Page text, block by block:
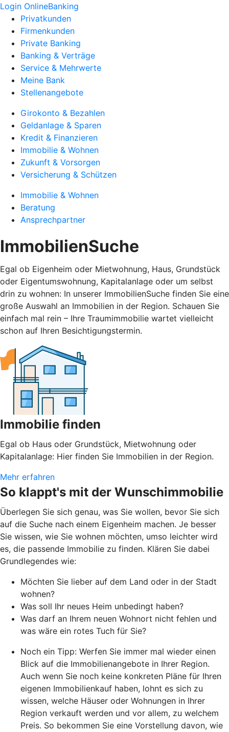
Login OnlineBanking
Privatkunden
Firmenkunden
Private Banking
Banking & Verträge
Service & Mehrwerte
Meine Bank
Stellenangebote
Girokonto & Bezahlen
Geldanlage & Sparen
Kredit & Finanzieren
Immobilie & Wohnen
Zukunft & Vorsorgen
Versicherung & Schützen
Immobilie & Wohnen
Beratung
Ansprechpartner
ImmobilienSuche
Egal ob Eigenheim oder Mietwohnung, Haus, Grundstück
oder Eigentumswohnung, Kapitalanlage oder um selbst
drin zu wohnen: In unserer ImmobilienSuche finden Sie eine
große Auswahl an Immobilien in der Region. Schauen Sie
einfach mal rein – Ihre Traumimmobilie wartet vielleicht
schon auf Ihren Besichtigungstermin.
Immobilie finden
Egal ob Haus oder Grundstück, Mietwohnung oder
Kapitalanlage: Hier finden Sie Immobilien in der Region.
Mehr erfahren
So klappt's mit der Wunschimmobilie
Überlegen Sie sich genau, was Sie wollen, bevor Sie sich
auf die Suche nach einem Eigenheim machen. Je besser
Sie wissen, wie Sie wohnen möchten, umso leichter wird
es, die passende Immobilie zu finden. Klären Sie dabei
Grundlegendes wie:
Möchten Sie lieber auf dem Land oder in der Stadt
wohnen?
Was soll Ihr neues Heim unbedingt haben?
Was darf an Ihrem neuen Wohnort nicht fehlen und
was wäre ein rotes Tuch für Sie?
Noch ein Tipp: Werfen Sie immer mal wieder einen
Blick auf die Immobilienangebote in Ihrer Region.
Auch wenn Sie noch keine konkreten Pläne für Ihren
eigenen Immobilienkauf haben, lohnt es sich zu
wissen, welche Häuser oder Wohnungen in Ihrer
Region verkauft werden und vor allem, zu welchem
Preis. So bekommen Sie eine Vorstellung davon, wie